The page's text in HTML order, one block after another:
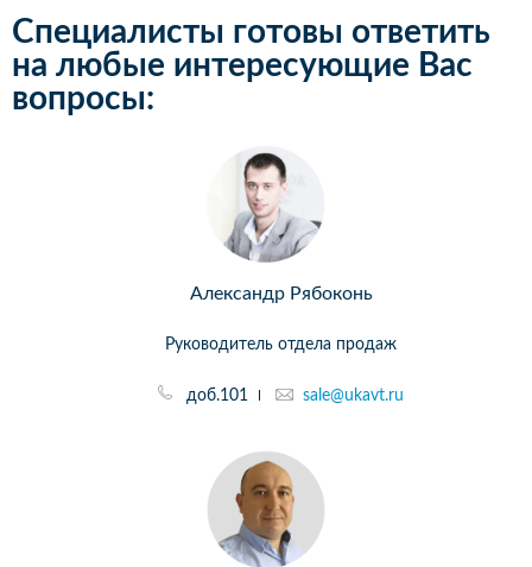
Специалисты готовы ответить
на любые интересующие Вас
вопросы:
Александр Рябоконь
Руководитель отдела продаж
доб.101 sale@ukavt.ru